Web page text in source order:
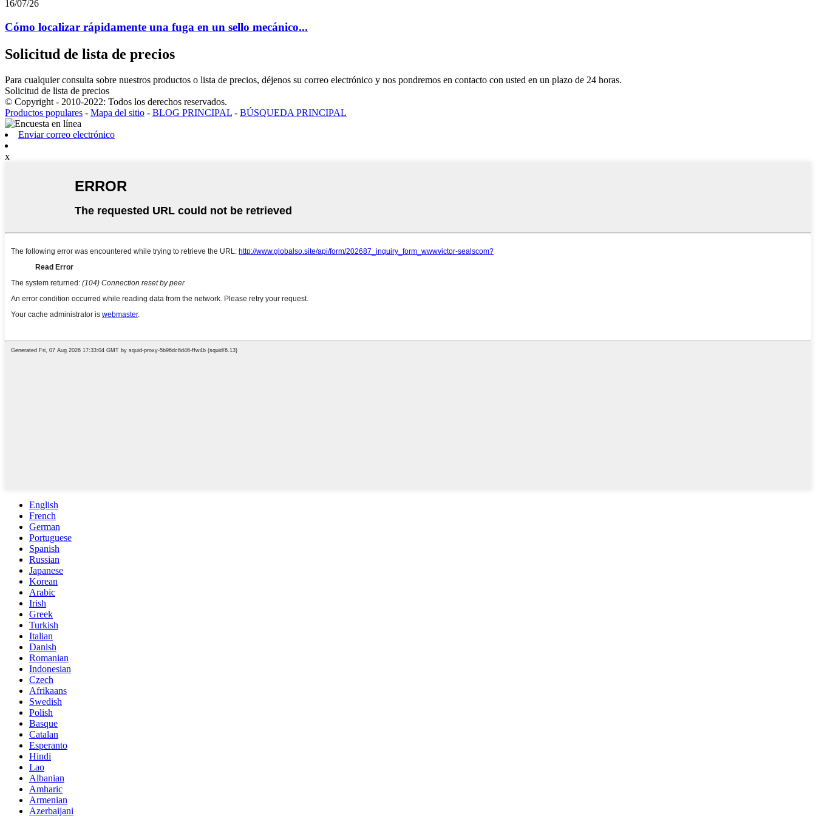
16/07/26
Cómo localizar rápidamente una fuga en un sello mecánico...
Solicitud de lista de precios
Para cualquier consulta sobre nuestros productos o lista de precios, déjenos su correo electrónico y nos pondremos en contacto con usted en un plazo de 24 horas.
Solicitud de lista de precios
© Copyright - 2010-2022: Todos los derechos reservados.
Productos populares - Mapa del sitio - BLOG PRINCIPAL - BÚSQUEDA PRINCIPAL
Enviar correo electrónico
x
English
French
German
Portuguese
Spanish
Russian
Japanese
Korean
Arabic
Irish
Greek
Turkish
Italian
Danish
Romanian
Indonesian
Czech
Afrikaans
Swedish
Polish
Basque
Catalan
Esperanto
Hindi
Lao
Albanian
Amharic
Armenian
Azerbaijani